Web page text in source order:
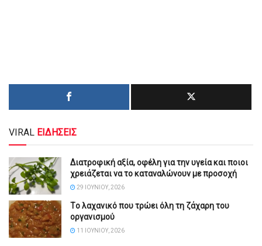
VIRAL ΕΙΔΗΣΕΙΣ
Διατροφική αξία, οφέλη για την υγεία και ποιοι
χρειάζεται να το καταναλώνουν με προσοχή
29 ΙΟΥΝΊΟΥ, 2026
Tο λαχανικό που τρώει όλη τη ζάχαρη του
οργανισμού
11 ΙΟΥΝΊΟΥ, 2026